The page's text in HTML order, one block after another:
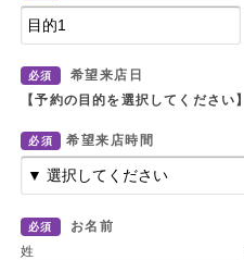
必須
希望来店日
【予約の目的を選択してください】
必須 希望来店時間
必須
お名前
姓